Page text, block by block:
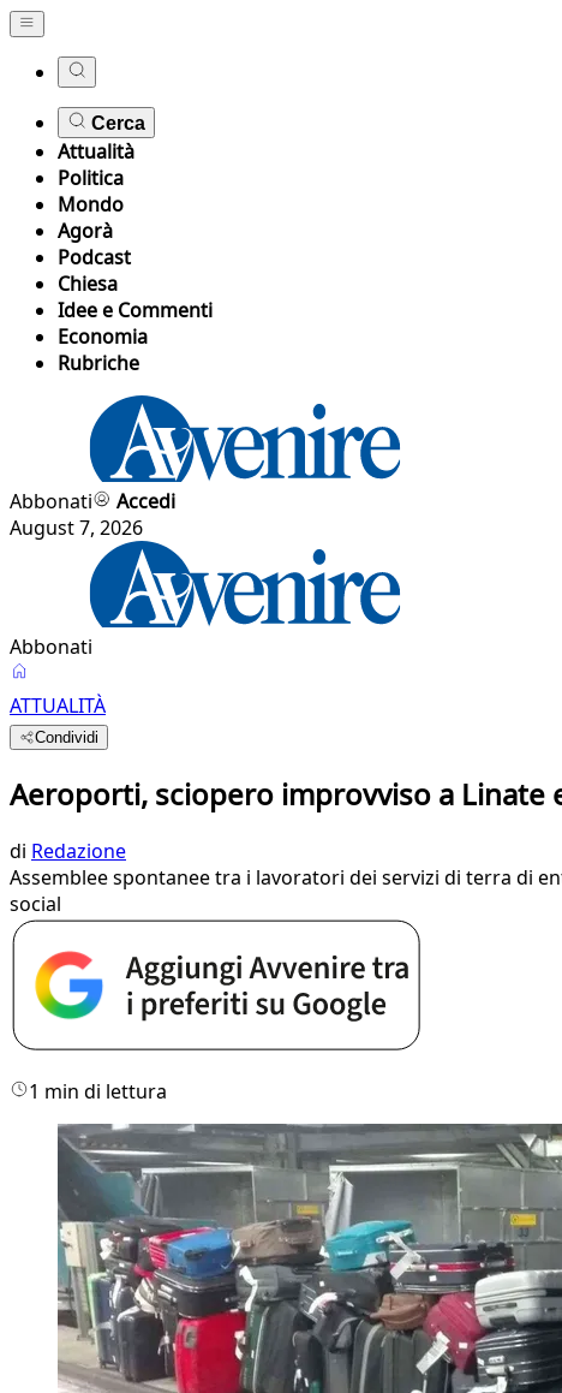
Cerca
Attualità
Politica
Mondo
Agorà
Podcast
Chiesa
Idee e Commenti
Economia
Rubriche
Abbonati
Accedi
August 7, 2026
Abbonati
ATTUALITÀ
Condividi
Aeroporti, sciopero improvviso a Linate
di Redazione
Assemblee spontanee tra i lavoratori dei servizi di terra di
social
1 min di lettura